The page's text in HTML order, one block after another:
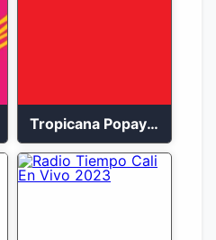
Tropicana Popayán en vivo 106.1 FM